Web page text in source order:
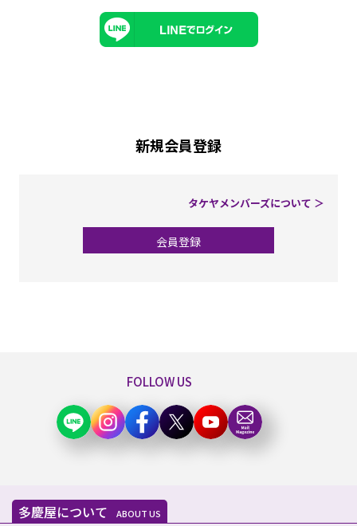
新規会員登録
タケヤメンバーズについて ＞
会員登録
FOLLOW US
多慶屋について ABOUT US